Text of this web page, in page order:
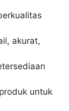
akurat,
untuk